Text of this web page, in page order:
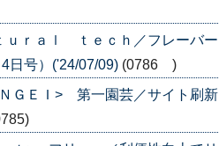
ｒａｌ ｔｅｃｈ／フレーバー
日号）('24/07/09) (0786 )
ＧＥＩ> 第一園芸／サイト刷新